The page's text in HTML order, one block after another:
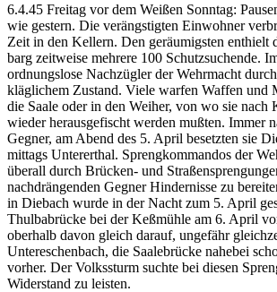
6.4.45 Freitag vor dem Weißen Sonntag:
wie gestern. Die verängstigten Einwohner
Zeit in den Kellern. Den geräumigsten enthielt
barg zeitweise mehrere 100 Schutzsuchende.
ordnungslose Nachzügler der Wehrmacht
kläglichem Zustand. Viele warfen Waffen und
die Saale oder in den Weiher, von wo sie nach
wieder herausgefischt werden mußten. Immer
Gegner, am Abend des 5. April besetzten sie
mittags Untererthal. Sprengkommandos der
überall durch Brücken- und
nachdrängenden Gegner Hindernisse zu
in Diebach wurde in der Nacht zum 5. April
Thulbabrücke bei der Keßmühle am 6. April
oberhalb davon gleich darauf, ungefähr
Untereschenbach, die Saalebrücke nahebei
vorher. Der Volkssturm suchte bei diesen
Widerstand zu leisten.